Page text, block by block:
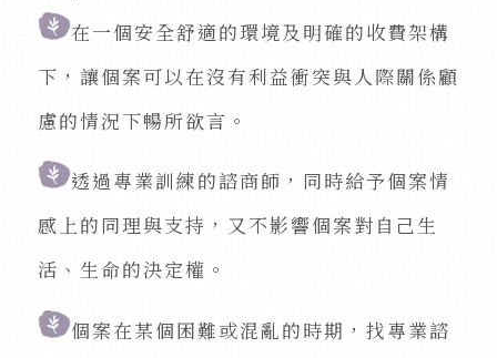
在一個安全舒適的環境及明確的收費架構
下，讓個案可以在沒有利益衝突與人際關係顧
慮的情況下暢所欲言。
透過專業訓練的諮商師，同時給予個案情
感上的同理與支持，又不影響個案對自己生
活、生命的決定權。
個案在某個困難或混亂的時期，找專業諮